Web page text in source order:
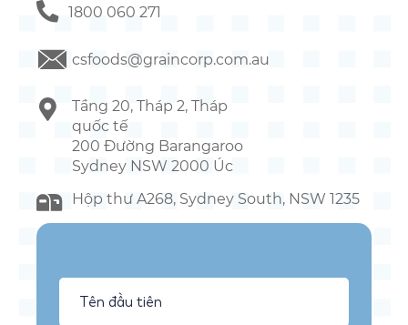
1800 060 271
csfoods@graincorp.com.au
Tầng 20, Tháp 2, Tháp
quốc tế
200 Đường Barangaroo
Sydney NSW 2000 Úc
Hộp thư A268, Sydney South, NSW 1235